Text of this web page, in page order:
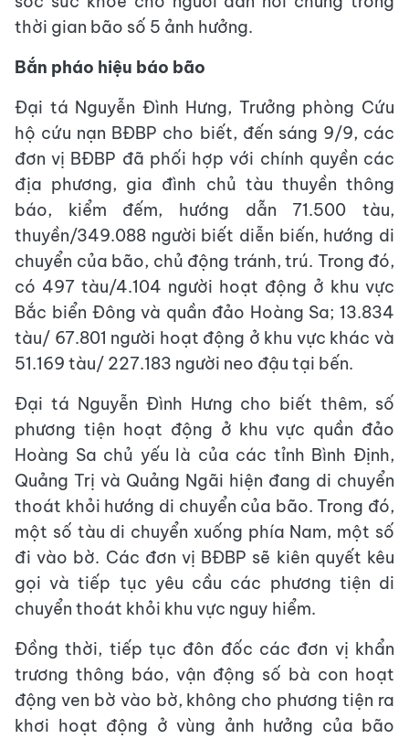
thời gian bão số 5 ảnh hưởng.
Bắn pháo hiệu báo bão
Đại tá Nguyễn Đình Hưng, Trưởng phòng Cứu
hộ cứu nạn BĐBP cho biết, đến sáng 9/9, các
đơn vị BĐBP đã phối hợp với chính quyền các
địa phương, gia đình chủ tàu thuyền thông
báo, kiểm đếm, hướng dẫn 71.500 tàu,
thuyền/349.088 người biết diễn biến, hướng di
chuyển của bão, chủ động tránh, trú. Trong đó,
có 497 tàu/4.104 người hoạt động ở khu vực
Bắc biển Đông và quần đảo Hoàng Sa; 13.834
tàu/ 67.801 người hoạt động ở khu vực khác và
51.169 tàu/ 227.183 người neo đậu tại bến.
Đại tá Nguyễn Đình Hưng cho biết thêm, số
phương tiện hoạt động ở khu vực quần đảo
Hoàng Sa chủ yếu là của các tỉnh Bình Định,
Quảng Trị và Quảng Ngãi hiện đang di chuyển
thoát khỏi hướng di chuyển của bão. Trong đó,
một số tàu di chuyển xuống phía Nam, một số
đi vào bờ. Các đơn vị BĐBP sẽ kiên quyết kêu
gọi và tiếp tục yêu cầu các phương tiện di
chuyển thoát khỏi khu vực nguy hiểm.
Đồng thời, tiếp tục đôn đốc các đơn vị khẩn
trương thông báo, vận động số bà con hoạt
động ven bờ vào bờ, không cho phương tiện ra
khơi hoạt động ở vùng ảnh hưởng của bão